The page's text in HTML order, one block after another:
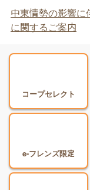
中東情勢の影響
に関するご案内
コープセレクト
e-フレンズ限定